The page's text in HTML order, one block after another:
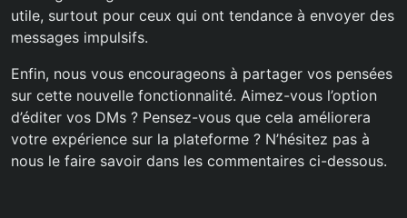
utile, surtout pour ceux qui ont tendance à envoyer des
messages impulsifs.
Enfin, nous vous encourageons à partager vos pensées
sur cette nouvelle fonctionnalité. Aimez-vous l’option
d’éditer vos DMs ? Pensez-vous que cela améliorera
votre expérience sur la plateforme ? N’hésitez pas à
nous le faire savoir dans les commentaires ci-dessous.